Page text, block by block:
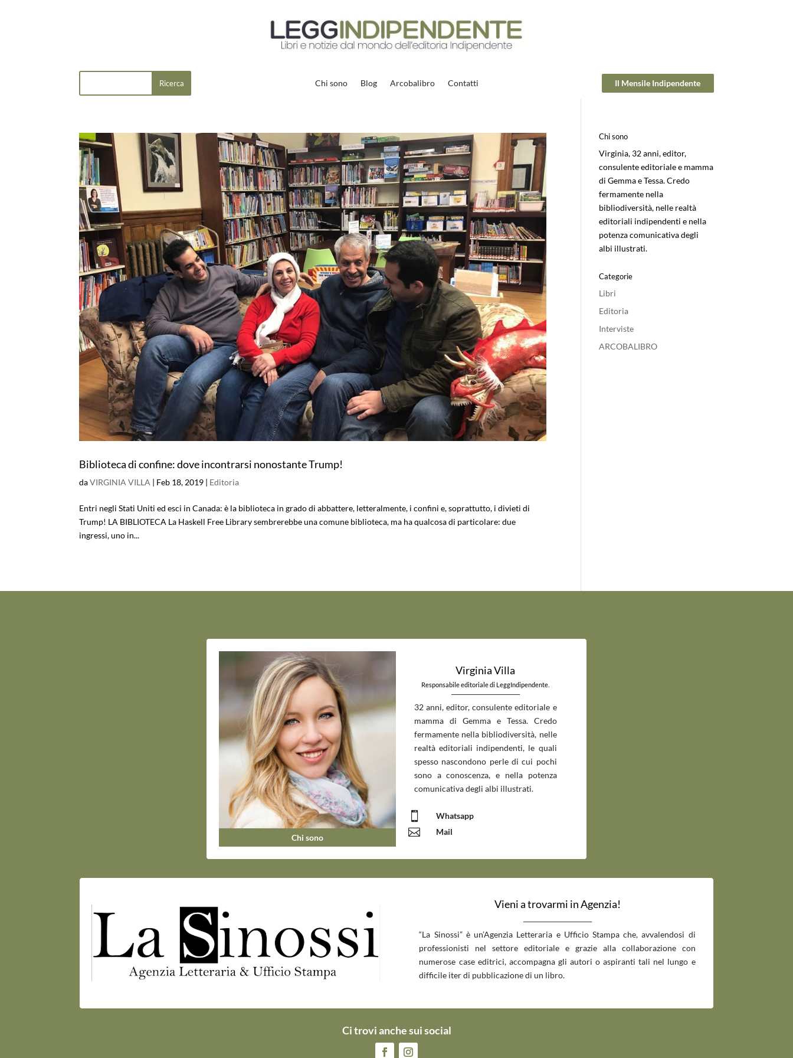
Chi sono Blog Arcobalibro Contatti Il Mensile Indipendente
Biblioteca di confine: dove incontrarsi nonostante Trump!
daVIRGINIA VILLA | Feb 18, 2019 | Editoria
Entri negli Stati Uniti ed esci in Canada: è la biblioteca in grado di abbattere, letteralmente, i confini e, soprattutto, i divieti di
Trump! LA BIBLIOTECA La Haskell Free Library sembrerebbe una comune biblioteca, ma ha qualcosa di particolare: due
ingressi, uno in...
Chi sono
Virginia, 32 anni, editor,
consulente editoriale e mamma
di Gemma e Tessa. Credo
fermamente nella
bibliodiversità, nelle realtà
editoriali indipendenti e nella
potenza comunicativa degli
albi illustrati.
Categorie
Libri
Editoria
Interviste
ARCOBALIBRO
Chi sono
Virginia Villa
Responsabile editoriale di LeggIndipendente.
_____________________________
32 anni, editor, consulente editoriale e
mamma di Gemma e Tessa. Credo
fermamente nella bibliodiversità, nelle
realtà editoriali indipendenti, le quali
spesso nascondono perle di cui pochi
sono a conoscenza, e nella potenza
comunicativa degli albi illustrati.
 Whatsapp
 Mail
Vieni a trovarmi in Agenzia!
“La Sinossi” è un’Agenzia Letteraria e Ufficio Stampa che, avvalendosi di
professionisti nel settore editoriale e grazie alla collaborazione con
numerose case editrici, accompagna gli autori o aspiranti tali nel lungo e
difficile iter di pubblicazione di un libro.
Ci trovi anche sui social